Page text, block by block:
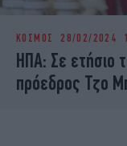
ΚΟΣΜΟΣ 28/02/2024
ΗΠΑ: Σε ετήσιο
πρόεδρος Τζο